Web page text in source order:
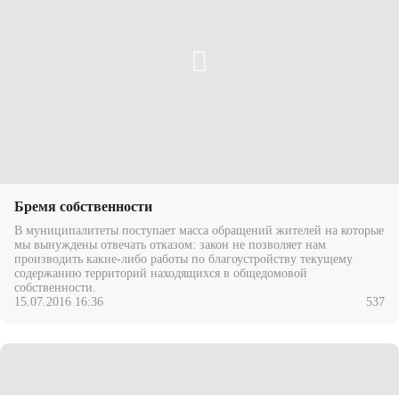
Бремя собственности
В муниципалитеты поступает масса обращений жителей на которые
мы вынуждены отвечать отказом: закон не позволяет нам
производить какие-либо работы по благоустройству текущему
содержанию территорий находящихся в общедомовой
собственности.
15.07.2016 16:36
537